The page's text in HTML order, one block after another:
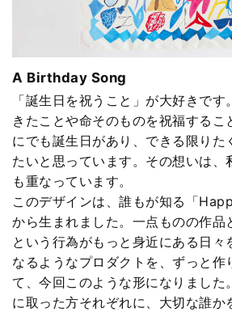
A Birthday Song
「誕生日を祝うこと」が大好きで
きたことや命そのものを祝福するこ
にでも誕生日があり、できる限りた
たいと思っています。その想いは、
も重なっています。
このデザインは、誰もが知る「
から生まれました。一点ものの作品
という行為がもっと身近にある日々
なるようなプロダクトを、ずっと作
て、今回このような形になりました
に取った方それぞれに、大切な誰か